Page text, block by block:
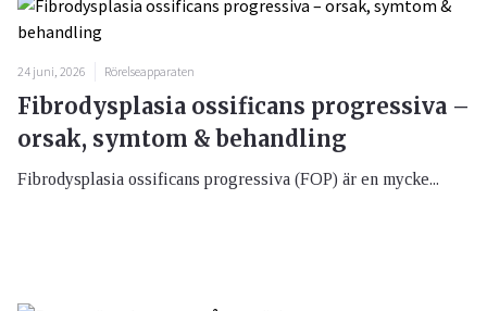
24 juni, 2026 Rörelseapparaten
Fibrodysplasia ossificans progressiva –
orsak, symtom & behandling
Fibrodysplasia ossificans progressiva (FOP) är en mycke...